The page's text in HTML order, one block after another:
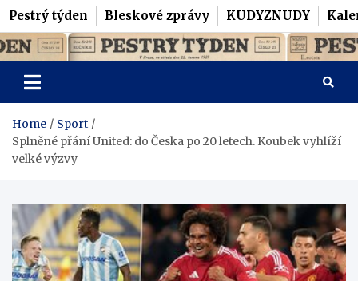
Pestrý týden Bleskové zprávy KUDYZNUDY
Skip
to
content
Pestrý Týden
Home
Sport
Splněné přání United: do Česka po 20 letech. Koubek vyhlíží
velké výzvy